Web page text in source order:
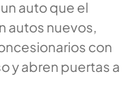
auto que el
autos nuevos,
con
y abren puertas a